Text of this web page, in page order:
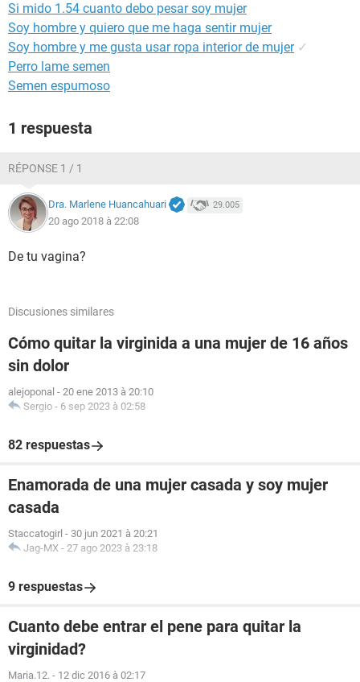
Si mido 1.54 cuanto debo pesar soy mujer
Soy hombre y quiero que me haga sentir mujer
Soy hombre y me gusta usar ropa interior de mujer ✓
Perro lame semen
Semen espumoso
1 respuesta
RÉPONSE 1 / 1
Dra. Marlene Huancahuari 29.005
20 ago 2018 à 22:08
De tu vagina?
Discusiones similares
Cómo quitar la virginida a una mujer de 16 años
sin dolor
alejoponal - 20 ene 2013 à 20:10
Sergio - 6 sep 2023 à 02:58
82 respuestas
Enamorada de una mujer casada y soy mujer
casada
Staccatogirl - 30 jun 2021 à 20:21
Jag-MX - 27 ago 2023 à 23:18
9 respuestas
Cuanto debe entrar el pene para quitar la
virginidad?
Maria.12. - 12 dic 2016 à 02:17